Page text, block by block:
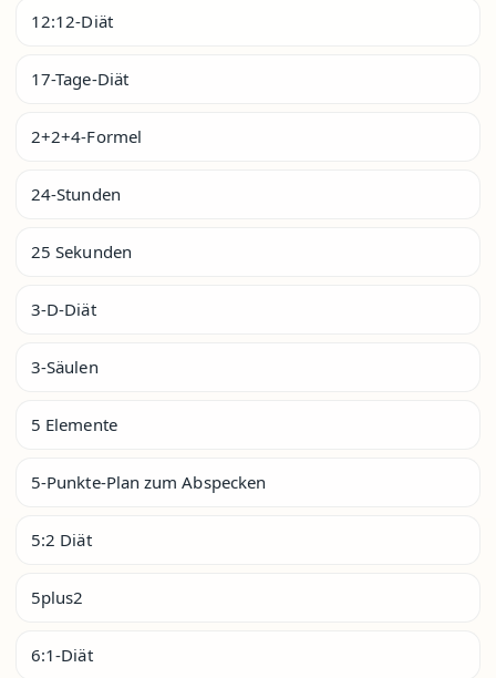
12:12-Diät
17-Tage-Diät
2+2+4-Formel
24-Stunden
25 Sekunden
3-D-Diät
3-Säulen
5 Elemente
5-Punkte-Plan zum Abspecken
5:2 Diät
5plus2
6:1-Diät